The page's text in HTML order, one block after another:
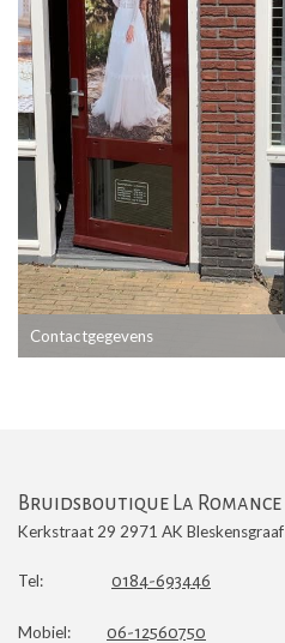
Contactgegevens
Bruidsboutique La Romance
Kerkstraat 29 2971 AK Bleskensgraaf
Tel: 0184-693446
Mobiel: 06-12560750